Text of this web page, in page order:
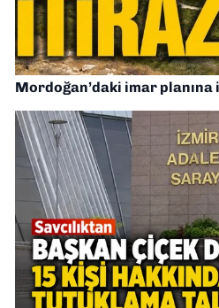
Mordoğan’daki imar planına